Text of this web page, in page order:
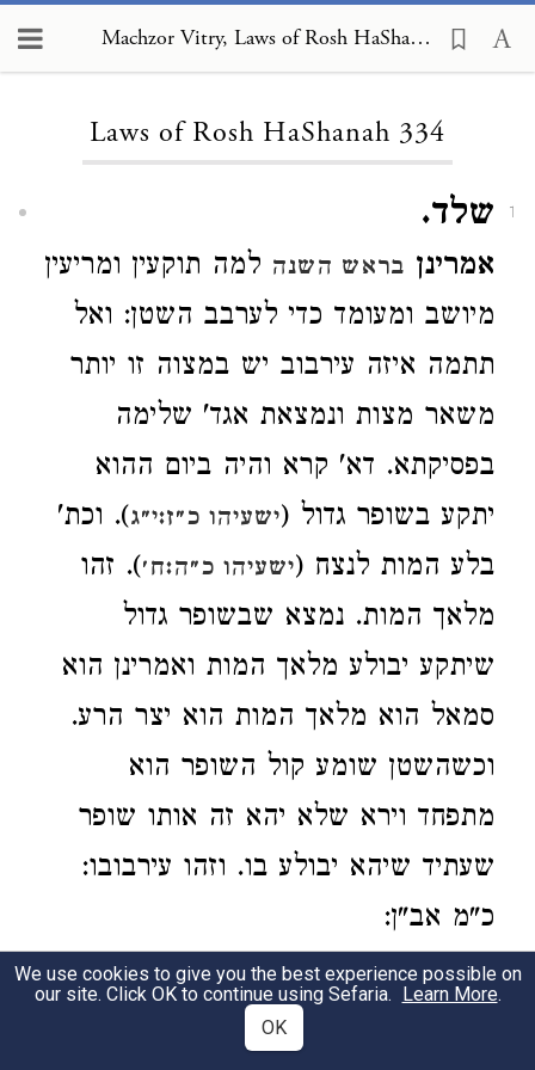
Machzor Vitry, Laws of Rosh HaShanah 334
Laws of Rosh HaShanah 334
1 שלד.
אמרינן בראש השנה למה תוקעין ומריעין
מיושב ומעומד כדי לערבב השטן: ואל
תתמה איזה עירבוב יש במצוה זו יותר
משאר מצות ונמצאת אגד' שלימה
בפסיקתא. דא' קרא והיה ביום ההוא
יתקע בשופר גדול (ישעיהו כ״ז:י״ג). וכת'
בלע המות לנצח (ישעיהו כ״ה:ח׳). זהו
מלאך המות. נמצא שבשופר גדול
שיתקע יבולע מלאך המות ואמרינן הוא
סמאל הוא מלאך המות הוא יצר הרע.
וכשהשטן שומע קול השופר הוא
מתפחד וירא שלא יהא זה אותו שופר
שעתיד שיהא יבולע בו. וזהו עירבובו:
כ"מ אב"ן:
Laws of Rosh HaShanah 335
We use cookies to give you the best experience possible on
our site. Click OK to continue using Sefaria. Learn More.
OK